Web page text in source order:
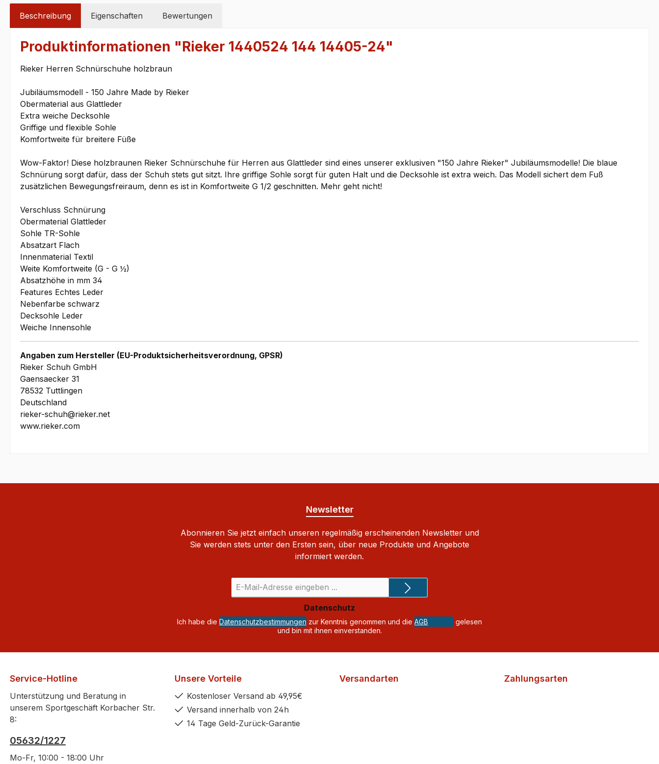
Beschreibung Eigenschaften Bewertungen
Produktinformationen "Rieker 1440524 144 14405-24"
Rieker Herren Schnürschuhe holzbraun
Jubiläumsmodell - 150 Jahre Made by Rieker
Obermaterial aus Glattleder
Extra weiche Decksohle
Griffige und flexible Sohle
Komfortweite für breitere Füße
Wow-Faktor! Diese holzbraunen Rieker Schnürschuhe für Herren aus Glattleder sind eines unserer exklusiven "150 Jahre Rieker" Jubiläumsmodelle! Die blaue
Schnürung sorgt dafür, dass der Schuh stets gut sitzt. Ihre griffige Sohle sorgt für guten Halt und die Decksohle ist extra weich. Das Modell sichert dem Fuß
zusätzlichen Bewegungsfreiraum, denn es ist in Komfortweite G 1/2 geschnitten. Mehr geht nicht!
Verschluss Schnürung
Obermaterial Glattleder
Sohle TR-Sohle
Absatzart Flach
Innenmaterial Textil
Weite Komfortweite (G - G ½)
Absatzhöhe in mm 34
Features Echtes Leder
Nebenfarbe schwarz
Decksohle Leder
Weiche Innensohle
Angaben zum Hersteller (EU-Produktsicherheitsverordnung, GPSR)
Rieker Schuh GmbH
Gaensaecker 31
78532 Tuttlingen
Deutschland
rieker-schuh@rieker.net
www.rieker.com
Newsletter
Abonnieren Sie jetzt einfach unseren regelmäßig erscheinenden Newsletter und
Sie werden stets unter den Ersten sein, über neue Produkte und Angebote
informiert werden.
Mail-
Adresse
*
Datenschutz
Ich habe die Datenschutzbestimmungen zur Kenntnis genommen und die AGB
gelesen
und bin mit ihnen einverstanden.
Service-Hotline
Unterstützung und Beratung in
unserem Sportgeschäft Korbacher Str.
8:
05632/1227
Mo-Fr, 10:00 - 18:00 Uhr
Unsere Vorteile
Kostenloser Versand ab 49,95€
Versand innerhalb von 24h
14 Tage Geld-Zurück-Garantie
Versandarten Zahlungsarten